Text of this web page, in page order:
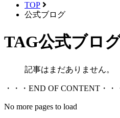
TOP
公式ブログ
TAG公式ブロ
記事はまだありません。
・・・END OF CONTENT・・
No more pages to load